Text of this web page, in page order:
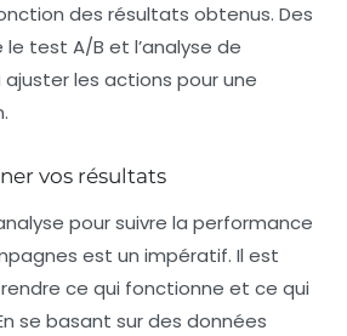
des résultats obtenus. Des
test A/B et l’analyse de
les actions pour une
vos résultats
pour suivre la performance
est un impératif. Il est
ce qui fonctionne et ce qui
se basant sur des données